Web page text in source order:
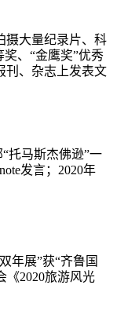
摄大量纪录片、科
、“金鹰奖”优秀
刊、杂志上发表文
托马斯杰佛逊”一
发言； 2020年
年展”获“齐鲁国
《2020旅游风光